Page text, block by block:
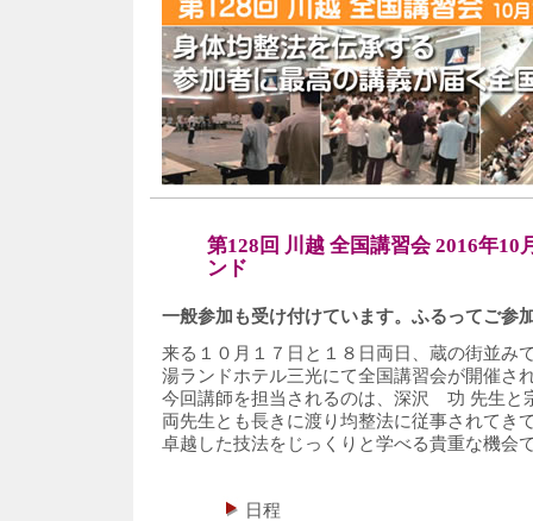
第128回 川越 全国講習会 2016年
ンド
一般参加も受け付けています。ふるってご参
来る１０月１７日と１８日両日、蔵の街並み
湯ランドホテル三光にて全国講習会が開催さ
今回講師を担当されるのは、深沢 功 先生
両先生とも長きに渡り均整法に従事されてき
卓越した技法をじっくりと学べる貴重な機会
日程